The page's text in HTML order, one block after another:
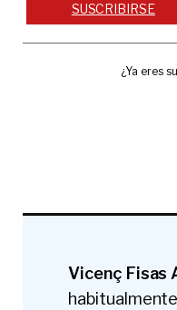
SUSCRIBIRSE
¿Ya eres
Vicenç Fisas